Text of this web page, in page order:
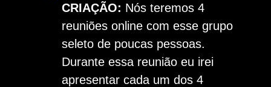
CRIAÇÃO: Nós teremos 4
reuniões online com esse grupo
seleto de poucas pessoas.
Durante essa reunião eu irei
apresentar cada um dos 4